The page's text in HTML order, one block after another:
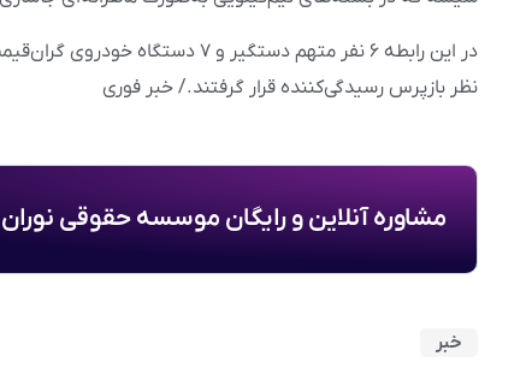
در این رابطه ۶ نفر متهم دستگیر و
نظر بازپرس رسیدگی‌کننده قرار گرفتند./ خبر فوری
مشاوره آنلاین و رایگان موسسه حقوقی
خبر